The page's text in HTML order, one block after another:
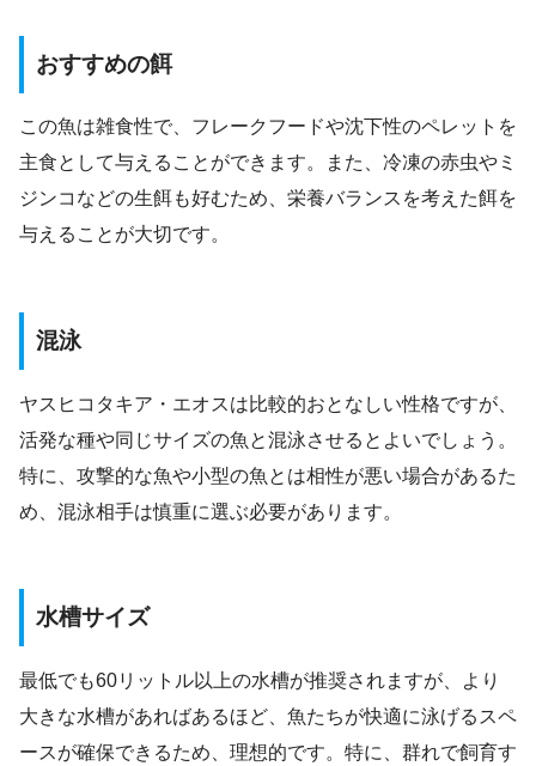
おすすめの餌
この魚は雑食性で、フレークフードや沈下性のペレットを
主食として与えることができます。また、冷凍の赤虫やミ
ジンコなどの生餌も好むため、栄養バランスを考えた餌を
与えることが大切です。
混泳
ヤスヒコタキア・エオスは比較的おとなしい性格ですが、
活発な種や同じサイズの魚と混泳させるとよいでしょう。
特に、攻撃的な魚や小型の魚とは相性が悪い場合があるた
め、混泳相手は慎重に選ぶ必要があります。
水槽サイズ
最低でも60リットル以上の水槽が推奨されますが、より
大きな水槽があればあるほど、魚たちが快適に泳げるスペ
ースが確保できるため、理想的です。特に、群れで飼育す